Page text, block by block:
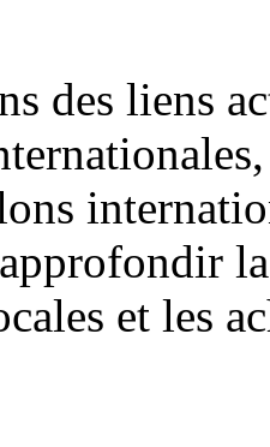
des liens
et les